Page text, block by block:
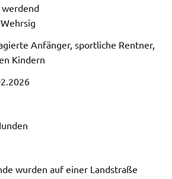
Anfänger, sportliche Rentner,
Kindern
wurden auf einer Landstraße